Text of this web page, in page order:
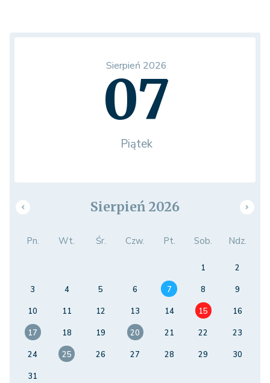
Sierpień 2026
07
Piątek
Sierpień 2026
Pn. Wt. Śr. Czw. Pt. Sob. Ndz.
1
2
3
4 5 6 7 8
9
10
11 12 13 14 15
16
17
18 19 20 21 22
23
24
25 26 27 28 29
30
31